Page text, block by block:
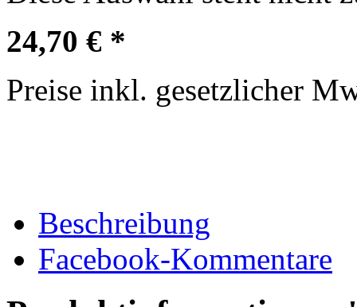
24,70 € *
Preise inkl. gesetzlicher
Beschreibung
Facebook-Kommentare